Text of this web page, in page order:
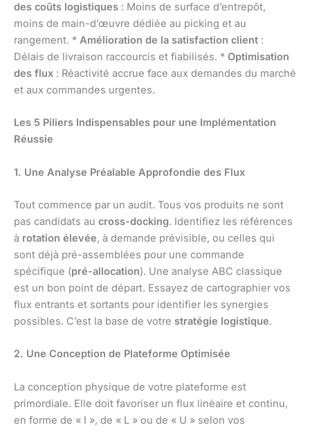
des coûts logistiques : Moins de surface d’entrepôt,
moins de main-d’œuvre dédiée au picking et au
rangement. * Amélioration de la satisfaction client :
Délais de livraison raccourcis et fiabilisés. * Optimisation
des flux : Réactivité accrue face aux demandes du marché
et aux commandes urgentes.
Les 5 Piliers Indispensables pour une Implémentation
Réussie
1. Une Analyse Préalable Approfondie des Flux
Tout commence par un audit. Tous vos produits ne sont
pas candidats au cross-docking. Identifiez les références
à rotation élevée, à demande prévisible, ou celles qui
sont déjà pré-assemblées pour une commande
spécifique (pré-allocation). Une analyse ABC classique
est un bon point de départ. Essayez de cartographier vos
flux entrants et sortants pour identifier les synergies
possibles. C’est la base de votre stratégie logistique.
2. Une Conception de Plateforme Optimisée
La conception physique de votre plateforme est
primordiale. Elle doit favoriser un flux linéaire et continu,
en forme de « I », de « L » ou de « U » selon vos